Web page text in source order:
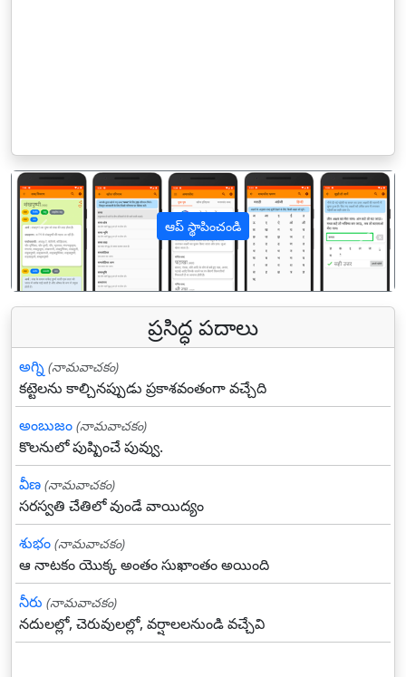
ఆప్ స్థాపించండి
पिछला
ప్రసిద్ధ పదాలు
అగ్ని (నామవాచకం)
కట్టెలను కాల్చినప్పుడు ప్రకాశవంతంగా వచ్చేది
అంబుజం (నామవాచకం)
కొలనులో పుష్పించే పువ్వు.
వీణ (నామవాచకం)
సరస్వతి చేతిలో వుండే వాయిద్యం
శుభం (నామవాచకం)
ఆ నాటకం యొక్క అంతం సుఖాంతం అయింది
నీరు (నామవాచకం)
నదులల్లో, చెరువులల్లో, వర్షాలలనుండి వచ్చేవి